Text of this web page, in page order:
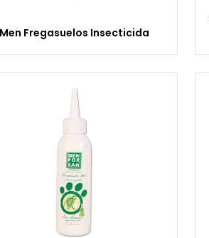
Men Fregasuelos Insecticida